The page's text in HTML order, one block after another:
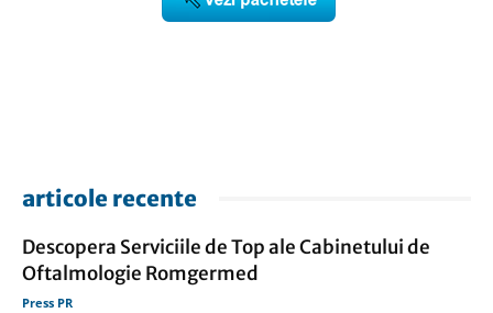
articole recente
Descopera Serviciile de Top ale Cabinetului de
Oftalmologie Romgermed
Press PR